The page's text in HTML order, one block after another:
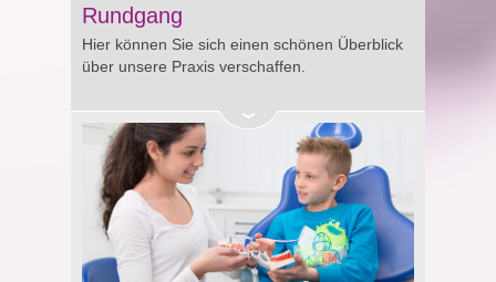
Rundgang
Hier können Sie sich einen schönen Überblick
über unsere Praxis verschaffen.